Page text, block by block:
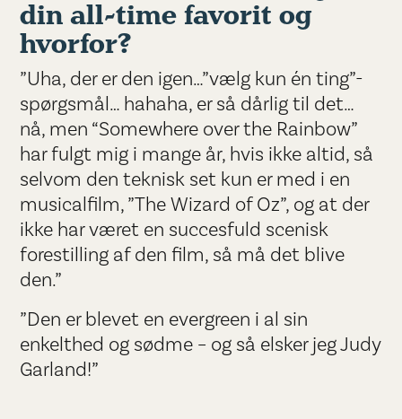
din all-time favorit og
hvorfor?
”Uha, der er den igen…”vælg kun én ting”-
spørgsmål… hahaha, er så dårlig til det…
nå, men “Somewhere over the Rainbow”
har fulgt mig i mange år, hvis ikke altid, så
selvom den teknisk set kun er med i en
musicalfilm, ”The Wizard of Oz”, og at der
ikke har været en succesfuld scenisk
forestilling af den film, så må det blive
den.”
”Den er blevet en evergreen i al sin
enkelthed og sødme – og så elsker jeg Judy
Garland!”